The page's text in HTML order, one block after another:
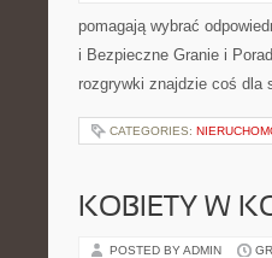
pomagają wybrać
i Bezpieczne Granie i
rozgrywki znajdzie coś dla
CATEGORIES:
KOBIETY W
POSTED BY ADMIN